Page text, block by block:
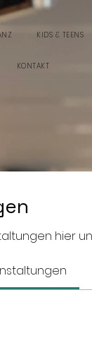
KIDS & TEENS
KONTAKT
hier